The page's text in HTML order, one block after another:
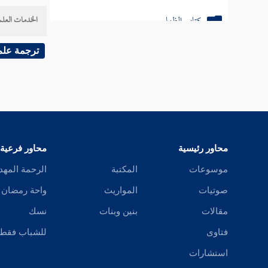
كتاب الظهار
كتاب الدماء
كتاب الحدود
،
عبد
رحم
وسمرة
رجع
فإن
الخدمات
ترجمة
محاور رئيسية
موسوعات
صوتيات
مقالات
فتاوى
استشارات
المكتبة
المواريث
بنين وبنات
محاور فرعية
الرحمة
واحة رمضان
نسك
للشباب فقط